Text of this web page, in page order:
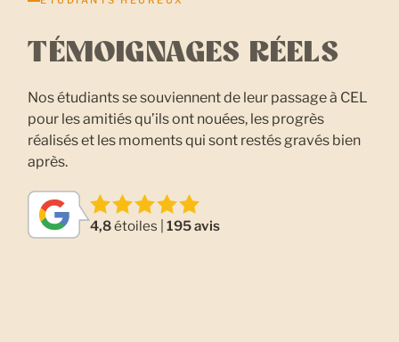
TÉMOIGNAGES RÉELS
Nos étudiants se souviennent de leur passage à CEL
pour les amitiés qu’ils ont nouées, les progrès
réalisés et les moments qui sont restés gravés bien
après.
4,8étoiles |195 avis